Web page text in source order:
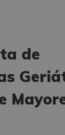
de